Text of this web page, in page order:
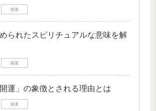
開運
られたスピリチュアルな意味を解
開運
運」の象徴とされる理由とは
開運